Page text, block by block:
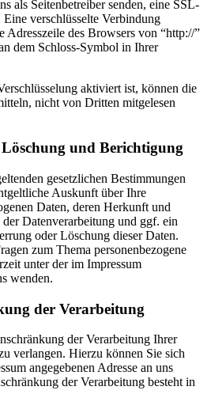
als Seitenbetreiber senden, eine SSL-
verschlüsselte Verbindung
Adresszeile des Browsers von “http://”
dem Schloss-Symbol in Ihrer
aktiviert ist, können die
nicht von Dritten mitgelesen
und Berichtigung
gesetzlichen Bestimmungen
Auskunft über Ihre
Daten, deren Herkunft und
Datenverarbeitung und ggf. ein
oder Löschung dieser Daten.
zum Thema personenbezogene
unter der im Impressum
wenden.
der Verarbeitung
der Verarbeitung Ihrer
verlangen. Hierzu können Sie sich
angegebenen Adresse an uns
der Verarbeitung besteht in